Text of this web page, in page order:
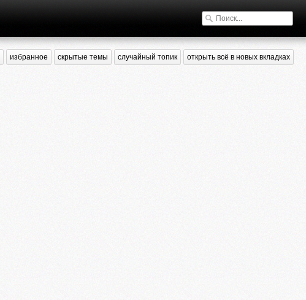
избранное скрытые темы случайный топик открыть всё в новых вкладках